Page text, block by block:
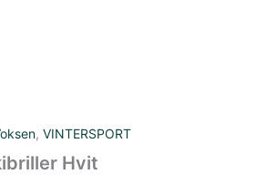
, VINTERSPORT
Hvit